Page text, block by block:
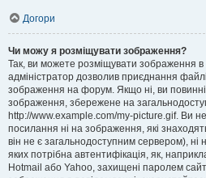
Догори
Чи можу я розміщувати зображення?
Так, ви можете розміщувати зображення
адміністратор дозволив приєднання
зображення на форум. Якщо ні, ви
зображення, збережене на
http://www.example.com/my-picture.gif. Ви
посилання ні на зображення, які
він не є загальнодоступним сервером),
яких потрібна автентифікація, як,
Hotmail або Yahoo, захищені паролем